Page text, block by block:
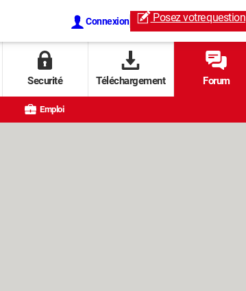
Connexion Posez votrequestion
Securité Téléchargement Forum
Emploi